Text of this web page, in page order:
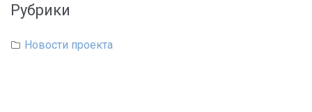
Рубрики
Новости проекта